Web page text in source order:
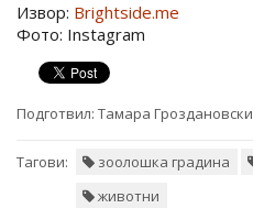
Извор: Brightside.me
Фото: Instagram
Подготвил: Тамара Гроздановски
Тагови: зоолошка градина
животни